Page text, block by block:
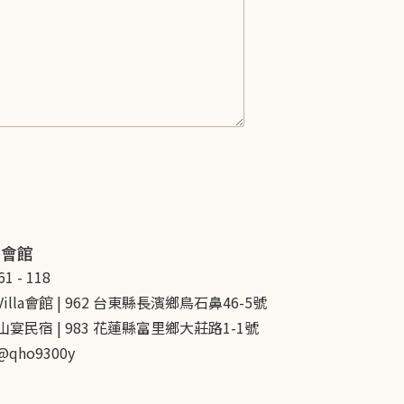
館
- 118
會館 | 962 台東縣長濱鄉鳥石鼻46-5號
宴民宿 | 983 花蓮縣富里鄉大莊路1-1號